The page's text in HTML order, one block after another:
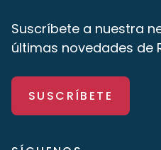
Suscríbete a nuestra
últimas novedades de
SUSCRÍBETE